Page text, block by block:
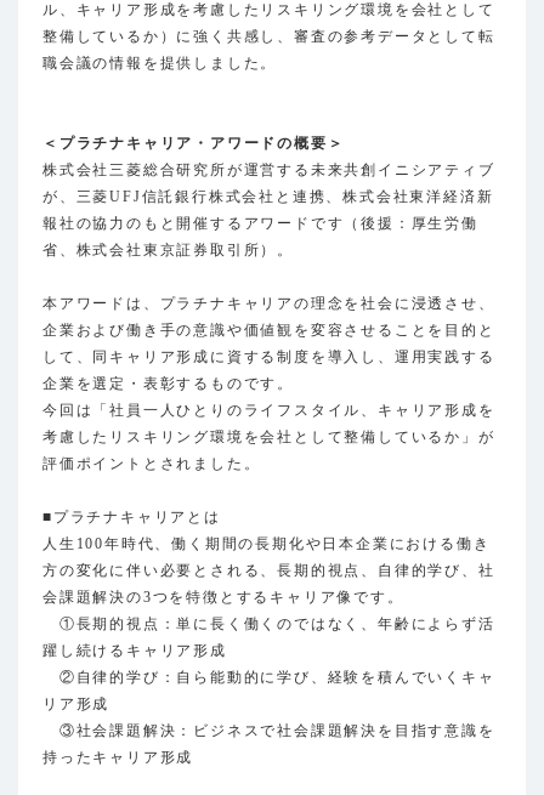
ル、キャリア形成を考慮したリスキリング環境を会社として
整備しているか）に強く共感し、審査の参考データとして転
職会議の情報を提供しました。
＜プラチナキャリア・アワードの概要＞
株式会社三菱総合研究所が運営する未来共創イニシアティブ
が、三菱UFJ信託銀行株式会社と連携、株式会社東洋経済新
報社の協力のもと開催するアワードです（後援：厚生労働
省、株式会社東京証券取引所）。
本アワードは、プラチナキャリアの理念を社会に浸透させ、
企業および働き手の意識や価値観を変容させることを目的と
して、同キャリア形成に資する制度を導入し、運用実践する
企業を選定・表彰するものです。
今回は「社員一人ひとりのライフスタイル、キャリア形成を
考慮したリスキリング環境を会社として整備しているか」が
評価ポイントとされました。
■プラチナキャリアとは
人生100年時代、働く期間の長期化や日本企業における働き
方の変化に伴い必要とされる、長期的視点、自律的学び、社
会課題解決の3つを特徴とするキャリア像です。
①長期的視点：単に長く働くのではなく、年齢によらず活
躍し続けるキャリア形成
②自律的学び：自ら能動的に学び、経験を積んでいくキャ
リア形成
③社会課題解決：ビジネスで社会課題解決を目指す意識を
持ったキャリア形成